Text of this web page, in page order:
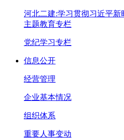
河北二建:学习贯彻习近平
主题教育专栏
党纪学习专栏
信息公开
经营管理
企业基本情况
组织体系
重要人事变动